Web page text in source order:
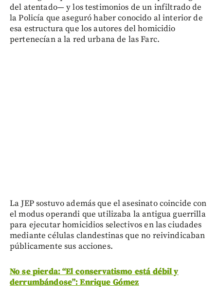
del atentado— y los testimonios de un infiltrado de
la Policía que aseguró haber conocido al interior de
esa estructura que los autores del homicidio
pertenecían a la red urbana de las Farc.
La JEP sostuvo además que el asesinato coincide con
el modus operandi que utilizaba la antigua guerrilla
para ejecutar homicidios selectivos en las ciudades
mediante células clandestinas que no reivindicaban
públicamente sus acciones.
No se pierda: “El conservatismo está débil y
derrumbándose”: Enrique Gómez